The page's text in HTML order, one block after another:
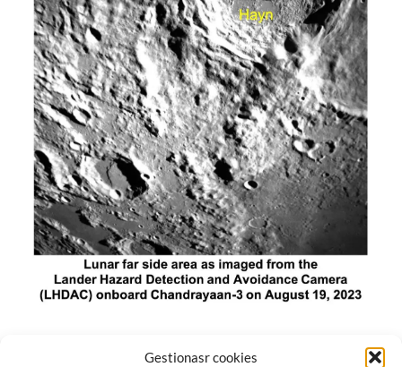
Gestionasr cookies